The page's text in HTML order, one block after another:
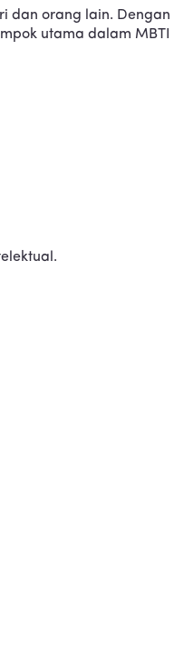
dan orang lain.
utama dalam MBTI